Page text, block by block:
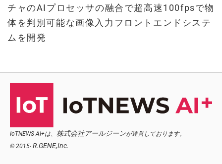
チャのAIプロセッサの融合で超高速100fpsで物
体を判別可能な画像入力フロントエンドシステ
ムを開発
IoTNEWS AI+は、 株式会社アールジーンが運営しております。
© 2015- R.GENE,Inc.